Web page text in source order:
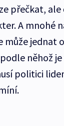
přečkat,
A mnohé
může jednat
něhož
politici